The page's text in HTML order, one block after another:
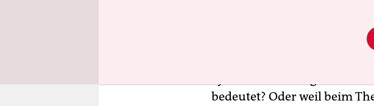
handele sich bei dem
Flüchtlingsorchester, auch
bedeutet? Oder weil beim